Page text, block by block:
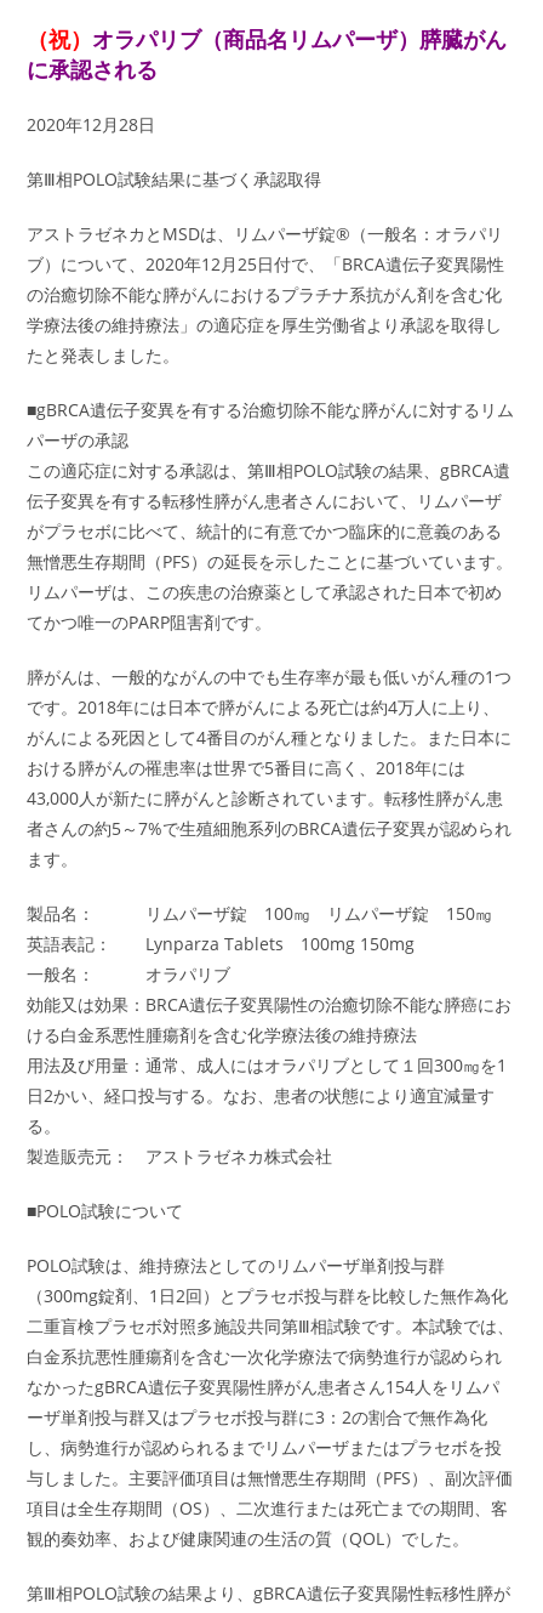
（祝） オラパリブ（商品名リムパーザ）膵臓がん
に承認される
2020年12月28日
第Ⅲ相POLO試験結果に基づく承認取得
アストラゼネカとMSDは、リムパーザ錠®（一般名：オラパリ
ブ）について、2020年12月25日付で、「BRCA遺伝子変異陽性
の治癒切除不能な膵がんにおけるプラチナ系抗がん剤を含む化
学療法後の維持療法」の適応症を厚生労働省より承認を取得し
たと発表しました。
■gBRCA遺伝子変異を有する治癒切除不能な膵がんに対するリム
パーザの承認
この適応症に対する承認は、第Ⅲ相POLO試験の結果、gBRCA遺
伝子変異を有する転移性膵がん患者さんにおいて、リムパーザ
がプラセボに比べて、統計的に有意でかつ臨床的に意義のある
無憎悪生存期間（PFS）の延長を示したことに基づいています。
リムパーザは、この疾患の治療薬として承認された日本で初め
てかつ唯一のPARP阻害剤です。
膵がんは、一般的ながんの中でも生存率が最も低いがん種の1つ
です。2018年には日本で膵がんによる死亡は約4万人に上り、
がんによる死因として4番目のがん種となりました。また日本に
おける膵がんの罹患率は世界で5番目に高く、2018年には
43,000人が新たに膵がんと診断されています。転移性膵がん患
者さんの約5～7%で生殖細胞系列のBRCA遺伝子変異が認められ
ます。
製品名： リムパーザ錠 100㎎ リムパーザ錠 150㎎
英語表記： Lynparza Tablets 100mg 150mg
一般名： オラパリブ
効能又は効果：BRCA遺伝子変異陽性の治癒切除不能な膵癌にお
ける白金系悪性腫瘍剤を含む化学療法後の維持療法
用法及び用量：通常、成人にはオラパリブとして１回300㎎を1
日2かい、経口投与する。なお、患者の状態により適宜減量す
る。
製造販売元： アストラゼネカ株式会社
■POLO試験について
POLO試験は、維持療法としてのリムパーザ単剤投与群
（300mg錠剤、1日2回）とプラセボ投与群を比較した無作為化
二重盲検プラセボ対照多施設共同第Ⅲ相試験です。本試験では、
白金系抗悪性腫瘍剤を含む一次化学療法で病勢進行が認められ
なかったgBRCA遺伝子変異陽性膵がん患者さん154人をリムパ
ーザ単剤投与群又はプラセボ投与群に3：2の割合で無作為化
し、病勢進行が認められるまでリムパーザまたはプラセボを投
与しました。主要評価項目は無憎悪生存期間（PFS）、副次評価
項目は全生存期間（OS）、二次進行または死亡までの期間、客
観的奏効率、および健康関連の生活の質（QOL）でした。
第Ⅲ相POLO試験の結果より、gBRCA遺伝子変異陽性転移性膵が